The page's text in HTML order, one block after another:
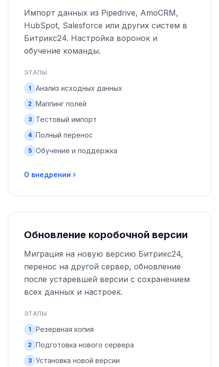
Импорт данных из Pipedrive, AmoCRM,
HubSpot, Salesforce или других систем в
Битрикс24. Настройка воронок и
обучение команды.
ЭТАПЫ
1 Анализ исходных данных
2 Маппинг полей
3 Тестовый импорт
4 Полный перенос
5 Обучение и поддержка
О внедрении
Обновление коробочной версии
Миграция на новую версию Битрикс24,
перенос на другой сервер, обновление
после устаревшей версии с сохранением
всех данных и настроек.
ЭТАПЫ
1 Резервная копия
2 Подготовка нового сервера
3 Установка новой версии